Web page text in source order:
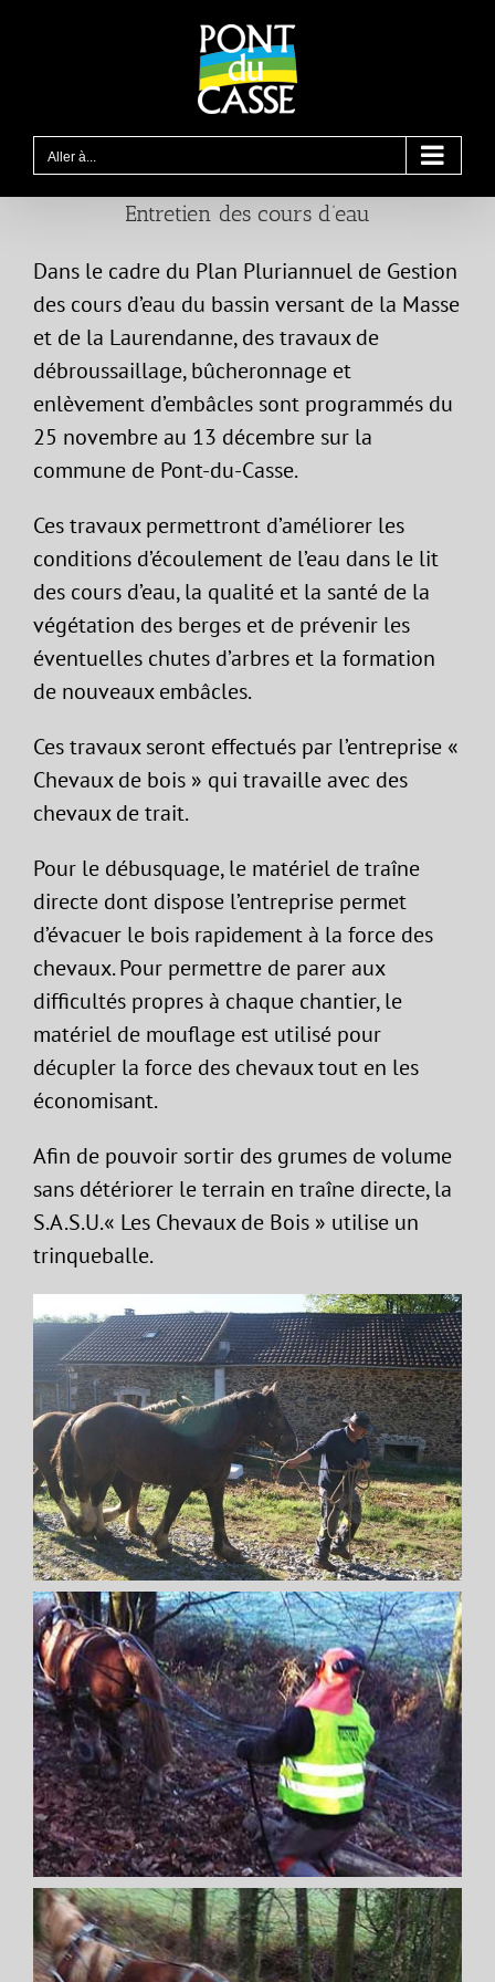
Aller à...
Entretien des cours d’eau
Dans le cadre du Plan Pluriannuel de Gestion
des cours d’eau du bassin versant de la Masse
et de la Laurendanne, des travaux de
débroussaillage, bûcheronnage et
enlèvement d’embâcles sont programmés du
25 novembre au 13 décembre sur la
commune de Pont-du-Casse.
Ces travaux permettront d’améliorer les
conditions d’écoulement de l’eau dans le lit
des cours d’eau, la qualité et la santé de la
végétation des berges et de prévenir les
éventuelles chutes d’arbres et la formation
de nouveaux embâcles.
Ces travaux seront effectués par l’entreprise «
Chevaux de bois » qui travaille avec des
chevaux de trait.
Pour le débusquage, le matériel de traîne
directe dont dispose l’entreprise permet
d’évacuer le bois rapidement à la force des
chevaux. Pour permettre de parer aux
difficultés propres à chaque chantier, le
matériel de mouflage est utilisé pour
décupler la force des chevaux tout en les
économisant.
Afin de pouvoir sortir des grumes de volume
sans détériorer le terrain en traîne directe, la
S.A.S.U.« Les Chevaux de Bois » utilise un
trinqueballe.